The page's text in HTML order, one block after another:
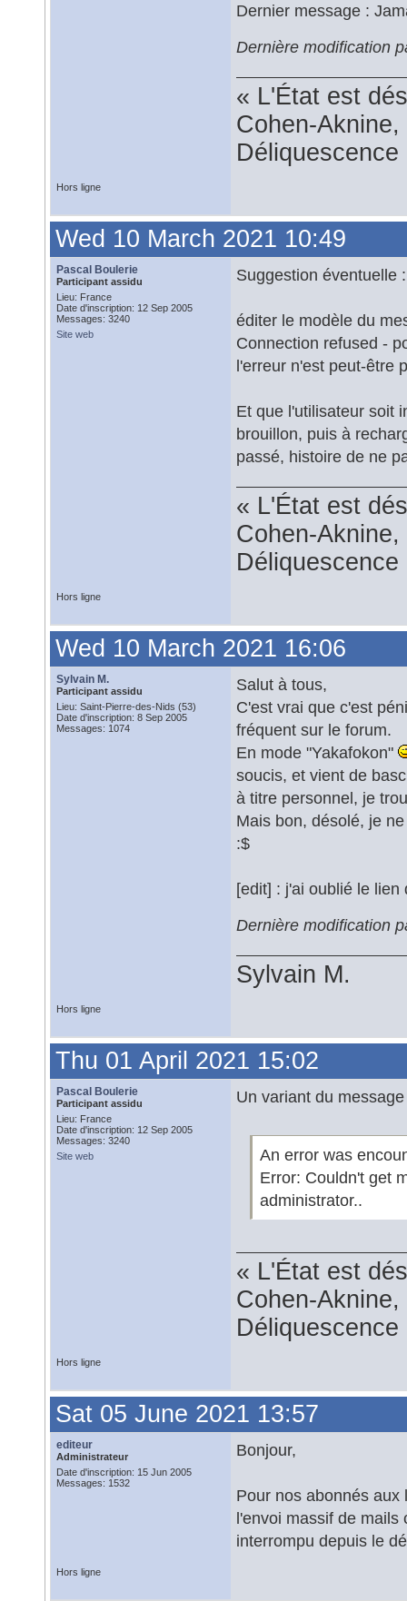
Dernier message :
Dernière modification
« L'État est
Cohen-
Hors ligne
Wed 10 March 2021 10:49
Pascal Boulerie
Participant assidu
Lieu: France
Date d'inscription: 12 Sep 2005
Messages: 3240
Site web
Suggestion éventuelle :
éditer le modèle du
Connection refused -
l'erreur n'est peut-être
Et que l'utilisateur soit
brouillon, puis à
passé, histoire de ne
« L'État est
Cohen-
Hors ligne
Wed 10 March 2021 16:06
Sylvain M.
Participant assidu
Lieu: Saint-Pierre-des-Nids (53)
Date d'inscription: 8 Sep 2005
Messages: 1074
Salut à tous,
C'est vrai que c'est
fréquent sur le forum.
En mode "Yakafokon"
soucis, et vient de
à titre personnel, je
Mais bon, désolé, je
:$
[edit] : j'ai oublié le
Dernière modification
Sylvain M.
Hors ligne
Thu 01 April 2021 15:02
Pascal Boulerie
Participant assidu
Lieu: France
Date d'inscription: 12 Sep 2005
Messages: 3240
Site web
Un variant du
An error was
Error: Couldn't get
administrator..
« L'État est
Cohen-
Hors ligne
Sat 05 June 2021 13:57
editeur
Administrateur
Date d'inscription: 15 Jun 2005
Messages: 1532
Bonjour,
Pour nos abonnés
l'envoi massif de mails
interrompu depuis le
Hors ligne